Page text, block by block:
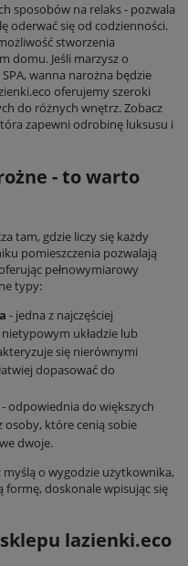
sposobów na relaks - pozwala
oderwać się od codzienności.
stworzenia
domu. Jeśli marzysz o
wanna narożna będzie
oferujemy szeroki
do różnych wnętrz. Zobacz
zapewni odrobinę luksusu i
- to warto
tam, gdzie liczy się każdy
pomieszczenia pozwalają
pełnowymiarowy
typy:
- jedna z najczęściej
układzie lub
się nierównymi
dopasować do
- odpowiednia do większych
osoby, które cenią sobie
dwoje.
o wygodzie użytkownika,
formę, doskonale wpisując się
lazienki.eco